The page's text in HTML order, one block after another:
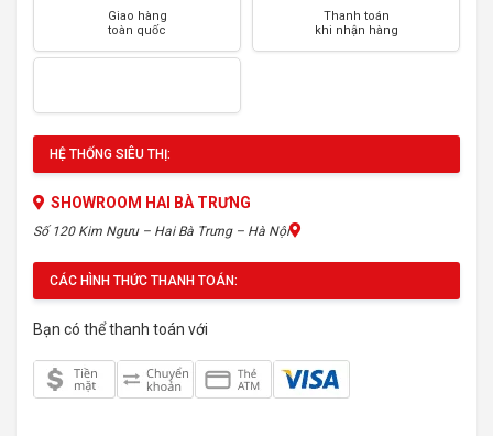
Giao hàng
toàn quốc
Thanh toán
khi nhận hàng
HỆ THỐNG SIÊU THỊ:
SHOWROOM HAI BÀ TRƯNG
Số 120 Kim Ngưu – Hai Bà Trưng – Hà Nội
CÁC HÌNH THỨC THANH TOÁN:
Bạn có thể thanh toán với